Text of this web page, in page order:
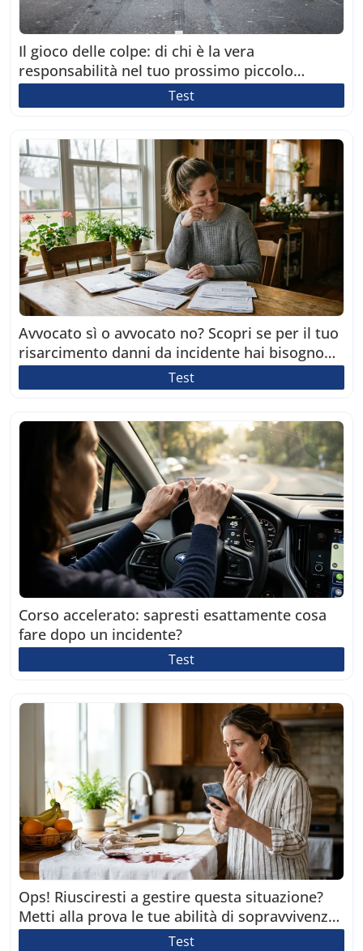
Il gioco delle colpe: di chi è la vera
responsabilità nel tuo prossimo piccolo
incidente?
Test
Avvocato sì o avvocato no? Scopri se per il tuo
risarcimento danni da incidente hai bisogno
dell'aiuto di un professionista!
Test
Corso accelerato: sapresti esattamente cosa
fare dopo un incidente?
Test
Ops! Riusciresti a gestire questa situazione?
Metti alla prova le tue abilità di sopravvivenza
in questo scenario!
Test